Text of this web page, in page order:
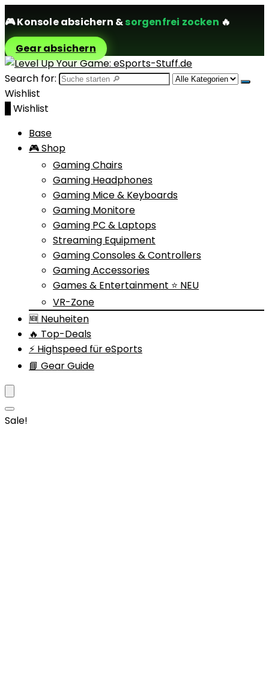
🎮Konsole absichern &sorgenfrei zocken 🔥
Gear absichern
Search for:
Wishlist
Wishlist
Base
🎮 Shop
Gaming Chairs
Gaming Headphones
Gaming Mice & Keyboards
Gaming Monitore
Gaming PC & Laptops
Streaming Equipment
Gaming Consoles & Controllers
Gaming Accessories
Games & Entertainment ⭐ NEU
VR-Zone
🆕 Neuheiten
🔥 Top-Deals
⚡ Highspeed für eSports
📘 Gear Guide
Sale!